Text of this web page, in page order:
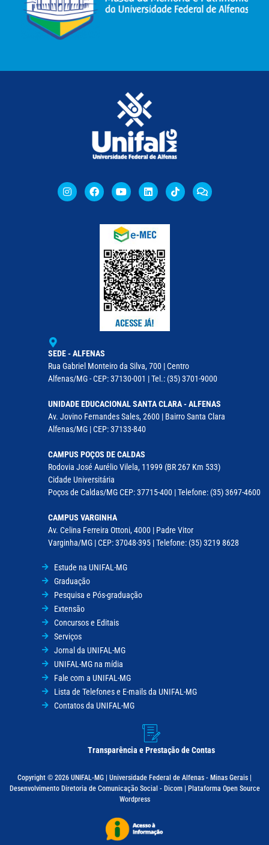
SEDE - ALFENAS
Rua Gabriel Monteiro da Silva, 700 | Centro
Alfenas/MG - CEP: 37130-001 | Tel.: (35) 3701-9000
UNIDADE EDUCACIONAL SANTA CLARA - ALFENAS
Av. Jovino Fernandes Sales, 2600 | Bairro Santa Clara
Alfenas/MG | CEP: 37133-840
CAMPUS POÇOS DE CALDAS
Rodovia José Aurélio Vilela, 11999 (BR 267 Km 533)
Cidade Universitária
Poços de Caldas/MG CEP: 37715-400 | Telefone: (35) 3697-4600
CAMPUS VARGINHA
Av. Celina Ferreira Ottoni, 4000 | Padre Vitor
Varginha/MG | CEP: 37048-395 | Telefone: (35) 3219 8628
Estude na UNIFAL-MG
Graduação
Pesquisa e Pós-graduação
Extensão
Concursos e Editais
Serviços
Jornal da UNIFAL-MG
UNIFAL-MG na mídia
Fale com a UNIFAL-MG
Lista de Telefones e E-mails da UNIFAL-MG
Contatos da UNIFAL-MG
Transparência e Prestação de Contas
Copyright © 2026 UNIFAL-MG | Universidade Federal de Alfenas - Minas Gerais |
Desenvolvimento Diretoria de Comunicação Social - Dicom | Plataforma Open Source
Wordpress